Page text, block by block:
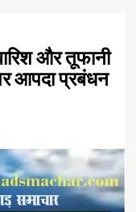
और तूफानी
आपदा प्रबंधन